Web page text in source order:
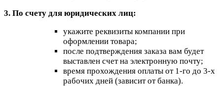
3. По счету для юридических лиц:
укажите реквизиты компании при
оформлении товара;
после подтверждения заказа вам будет
выставлен счет на электронную почту;
время прохождения оплаты от 1-го до 3-х
рабочих дней (зависит от банка).